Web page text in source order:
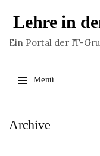
Lehre in
Ein Portal der IT-
Menü
zum
Archive